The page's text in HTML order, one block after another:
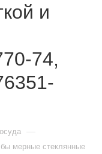
и
74,
—
мерные стеклянные